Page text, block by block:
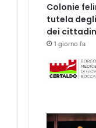
Colonie
tutela
dei
1 giorno fa